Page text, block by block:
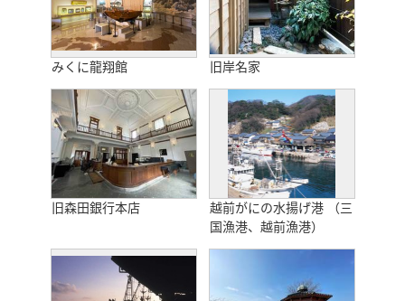
みくに龍翔館 旧岸名家
旧森田銀行本店
越前がにの水揚げ港 （三
国漁港、越前漁港）